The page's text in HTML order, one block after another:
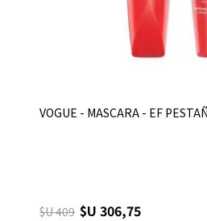
VOGUE - MASCARA - EF
$U 409 $U 306,75